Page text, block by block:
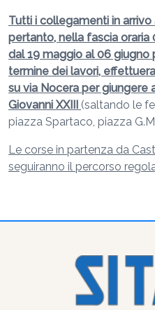
Tutti i collegamenti in
pertanto, nella fascia oraria
dal 19 maggio al 06 giugno
termine dei lavori,
su via Nocera per giungere
Giovanni XXIII (saltando le
piazza Spartaco, piazza
Le corse in partenza da
seguiranno il percorso